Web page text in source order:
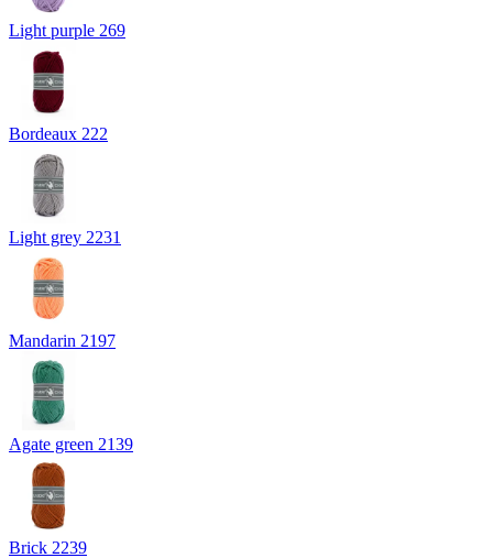
Light purple 269
Bordeaux 222
Light grey 2231
Mandarin 2197
Agate green 2139
Brick 2239